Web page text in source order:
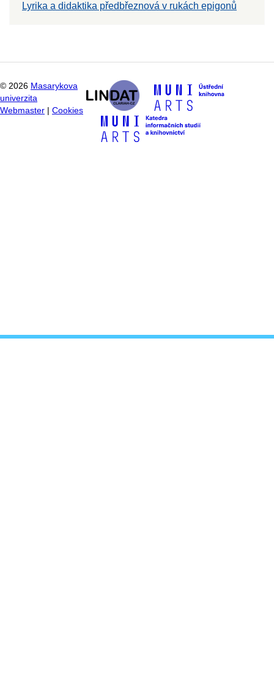
Lyrika a didaktika předbřeznová v rukách epigonů
© 2026 Masarykova
univerzita
Webmaster
Cookies